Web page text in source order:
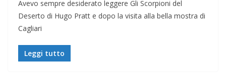
Avevo sempre desiderato leggere Gli Scorpioni del
Deserto di Hugo Pratt e dopo la visita alla bella mostra di
Cagliari
Leggi tutto